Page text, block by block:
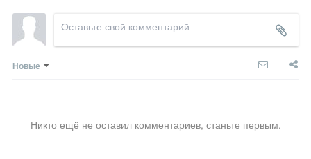
Новые
Никто ещё не оставил комментариев, станьте первым.